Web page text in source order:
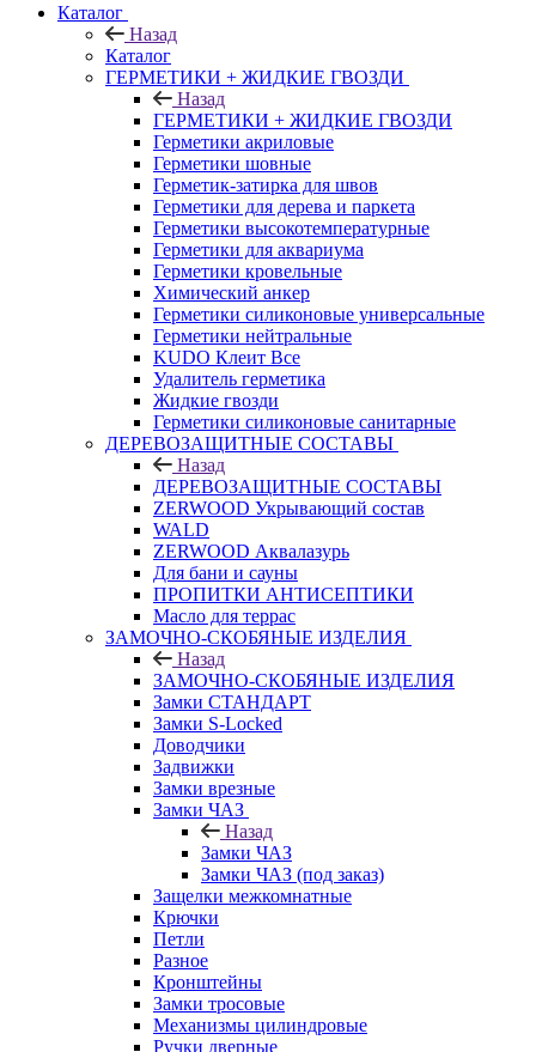
Каталог
Назад
Каталог
ГЕРМЕТИКИ + ЖИДКИЕ ГВОЗДИ
Назад
ГЕРМЕТИКИ + ЖИДКИЕ ГВОЗДИ
Герметики акриловые
Герметики шовные
Герметик-затирка для швов
Герметики для дерева и паркета
Герметики высокотемпературные
Герметики для аквариума
Герметики кровельные
Химический анкер
Герметики силиконовые универсальные
Герметики нейтральные
KUDO Клеит Все
Удалитель герметика
Жидкие гвозди
Герметики силиконовые санитарные
ДЕРЕВОЗАЩИТНЫЕ СОСТАВЫ
Назад
ДЕРЕВОЗАЩИТНЫЕ СОСТАВЫ
ZERWOOD Укрывающий состав
WALD
ZERWOOD Аквалазурь
Для бани и сауны
ПРОПИТКИ АНТИСЕПТИКИ
Масло для террас
ЗАМОЧНО-СКОБЯНЫЕ ИЗДЕЛИЯ
Назад
ЗАМОЧНО-СКОБЯНЫЕ ИЗДЕЛИЯ
Замки СТАНДАРТ
Замки S-Locked
Доводчики
Задвижки
Замки врезные
Замки ЧАЗ
Назад
Замки ЧАЗ
Замки ЧАЗ (под заказ)
Защелки межкомнатные
Крючки
Петли
Разное
Кронштейны
Замки тросовые
Механизмы цилиндровые
Ручки дверные